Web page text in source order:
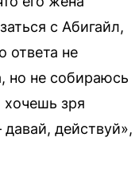
с Абигайл,
ответа не
но не собираюсь
хочешь зря
давай, действуй»,